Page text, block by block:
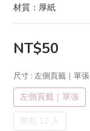
材質：厚紙
NT$50
尺寸 : 左側頁籤｜單張
左側頁籤｜單張
整包 12 入